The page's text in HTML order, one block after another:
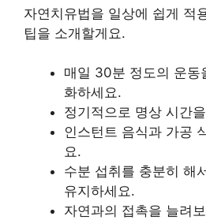
자연치유법을 일상에 쉽게 적
팁을 소개할게요.
매일 30분 정도의 운동
화하세요.
정기적으로 명상 시간
인스턴트 음식과 가공
요.
수분 섭취를 충분히 해
유지하세요.
자연과의 접촉을 늘려